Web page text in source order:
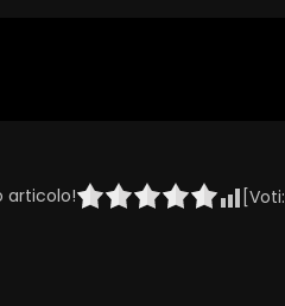
articolo! [Voti: